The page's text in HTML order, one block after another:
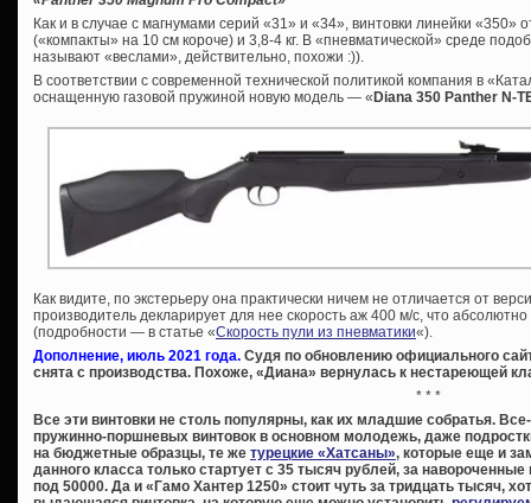
Как и в случае с магнумами серий «31» и «34», винтовки линейки «350»
(«компакты» на 10 см короче) и 3,8-4 кг. В «пневматической» среде
называют «веслами», действительно, похожи :)).
В соответствии с современной технической политикой компания в
оснащенную газовой пружиной новую модель — « Diana 350 Panther N-
Как видите, по экстерьеру она практически ничем не отличается от
производитель декларирует для нее скорость аж 400 м/с, что абсолютно
(подробности — в статье «Скорость пули из пневматики«).
Дополнение, июль 2021 года. Судя по обновлению официального
снята с производства. Похоже, «Диана» вернулась к нестареющей
* * *
Все эти винтовки не столь популярны, как их младшие собратья.
пружинно-поршневых винтовок в основном молодежь, даже
на бюджетные образцы, те же турецкие «Хатсаны», которые еще и
данного класса только стартует с 35 тысяч рублей, за
под 50000. Да и «Гамо Хантер 1250» стоит чуть за тридцать тысяч,